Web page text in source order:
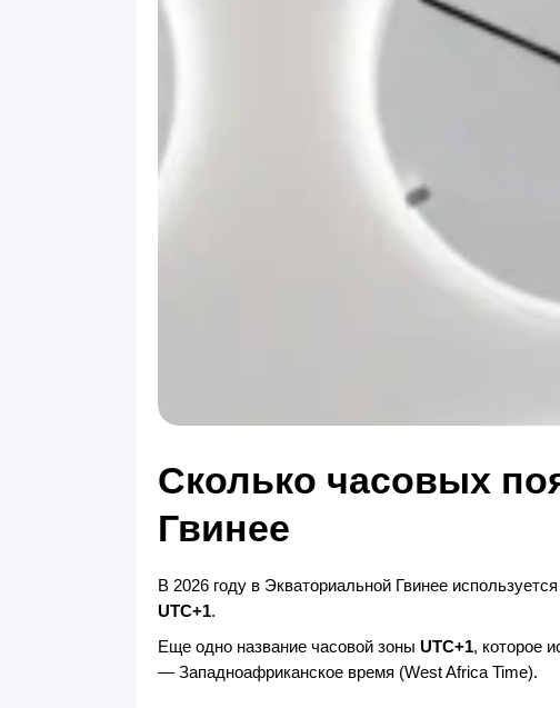
Сколько часовых
Гвинее
В 2026 году в Экваториальной Гвинее
UTC+1.
Еще одно название часовой зоны UTC+1, которое
— Западноафриканское время (West Africa Time).